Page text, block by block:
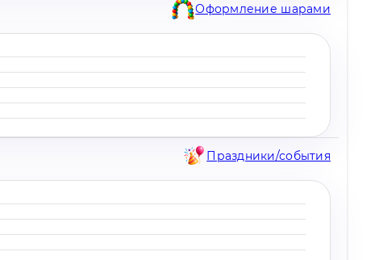
Оформление шарами
Праздники/события